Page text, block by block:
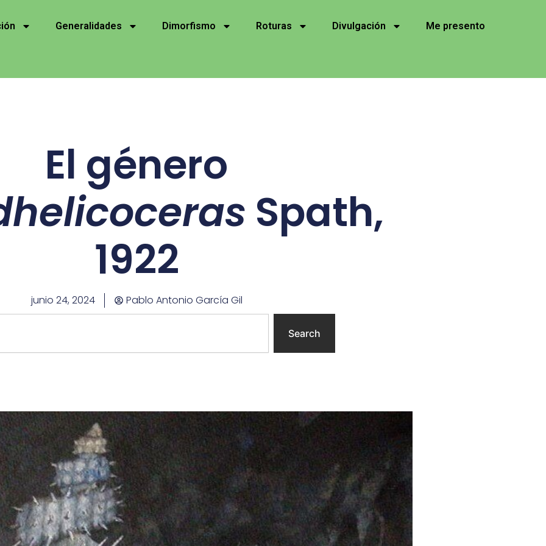
Generalidades Dimorfismo Roturas Divulgación Me presento
El género
Spath,
1922
junio 24, 2024 Pablo Antonio García Gil
Search